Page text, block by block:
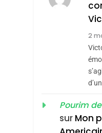
2
Pourim
sur Mon